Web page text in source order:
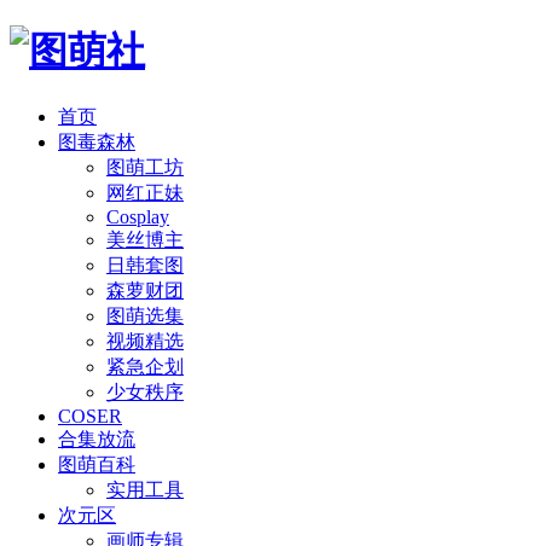
首页
图毒森林
图萌工坊
网红正妹
Cosplay
美丝博主
日韩套图
森萝财团
图萌选集
视频精选
紧急企划
少女秩序
COSER
合集放流
图萌百科
实用工具
次元区
画师专辑